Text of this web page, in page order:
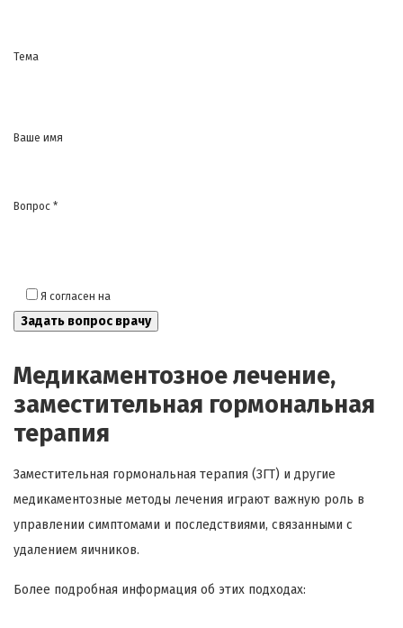
Тема
Ваше имя
Вопрос *
Я согласен на
Медикаментозное лечение,
заместительная гормональная
терапия
Заместительная гормональная терапия (ЗГТ) и другие
медикаментозные методы лечения играют важную роль в
управлении симптомами и последствиями, связанными с
удалением яичников.
Более подробная информация об этих подходах: